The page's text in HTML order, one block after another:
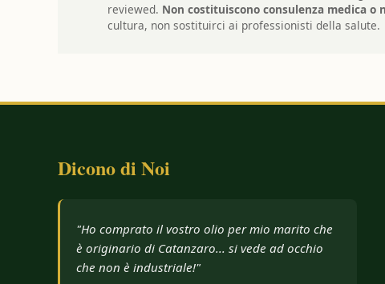
reviewed. Non costituiscono consulenza medica o
cultura, non sostituirci ai professionisti della salute.
Dicono di Noi
"Sono calabrese e felice di acquistare olio della
mia terra. Molti altri usano olive estere, voi no."